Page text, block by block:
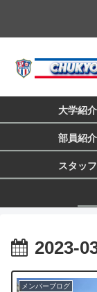
大学紹介
部員紹介
スタッフ
2023-
メンバーブログ